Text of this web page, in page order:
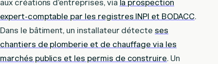
aux créations d’entreprises, via la prospection
expert-comptable par les registres INPI et BODACC.
Dans le bâtiment, un installateur détecteses
chantiers de plomberie et de chauffage via les
marchés publics et les permis de construire. Un